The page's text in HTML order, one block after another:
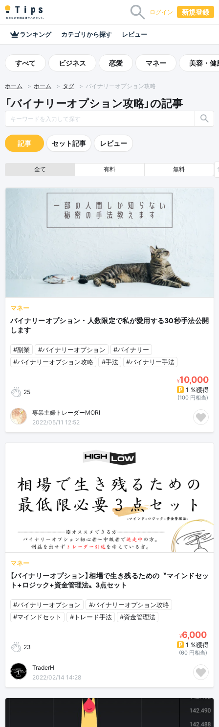
ログイン 新規登録
ランキング カテゴリから探す レビュー
すべて ビジネス 恋愛 マネー 美容・健
ホーム ホーム タグ バイナリーオプション攻略
「バイナリーオプション攻略」の記事
記事 セット記事 レビュー
全て 有料 無料
マネー
バイナリーオプション・人数限定で私が愛用する30秒手法公開
します
#副業 #バイナリーオプション
#バイナリー
#バイナリーオプション攻略
#手法 #バイナリー手法
25
¥10,000
1 %獲得
(100 円相当)
専業主婦トレーダーMORI
2022/05/11 12:52
マネー
【バイナリーオプション】相場で生き残るための〝マインドセッ
ト+ロジック+資金管理法〟3点セット
#バイナリーオプション
#バイナリーオプション攻略
#マインドセット
#トレード手法 #資金管理法
23
¥6,000
1 %獲得
(60 円相当)
TraderH
2022/02/14 14:28